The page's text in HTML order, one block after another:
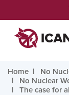
Home
No
No Nuclear
The case for